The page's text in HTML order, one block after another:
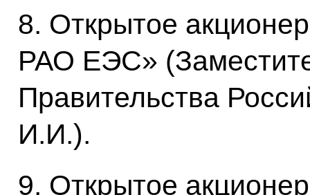
8. Открытое
РАО ЕЭС»
Правительства
И.И.).
9. Открытое